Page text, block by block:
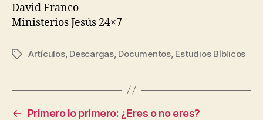
David Franco
Ministerios Jesús 24×7
Etiquetas
Artículos, Descargas, Documentos, Estudios Bíblicos
←
Primero lo primero: ¿Eres o no eres?